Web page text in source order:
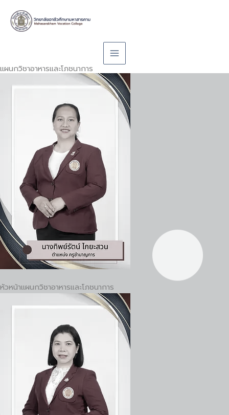
content
แผนกวิชาอาหารและโภชนาการ
หัวหน้าแผนกวิชาอาหารและโภชนาการ